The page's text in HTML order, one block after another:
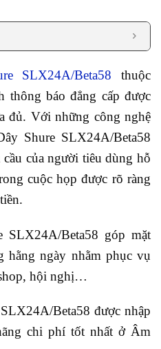
SLX24A/Beta58 thuộc
thông báo đẳng cấp được
đủ. Với những công nghệ
Shure SLX24A/Beta58
của người tiêu dùng hỗ
cuộc họp được rõ ràng
SLX24A/Beta58 góp mặt
hằng ngày nhằm phục vụ
hội nghị…
Beta58 được nhập
chi phí tốt nhất ở Âm